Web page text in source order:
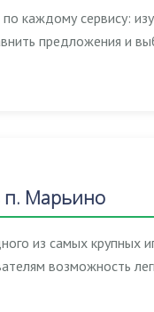
каждому сервису:
предложения и
п. Марьино
из самых крупных
возможность